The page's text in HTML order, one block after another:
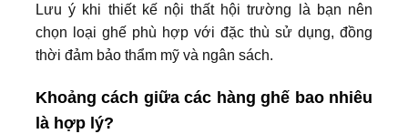
Lưu ý khi thiết kế nội thất hội trường là bạn nên
chọn loại ghế phù hợp với đặc thù sử dụng, đồng
thời đảm bảo thẩm mỹ và ngân sách.
Khoảng cách giữa các hàng ghế bao nhiêu
là hợp lý?